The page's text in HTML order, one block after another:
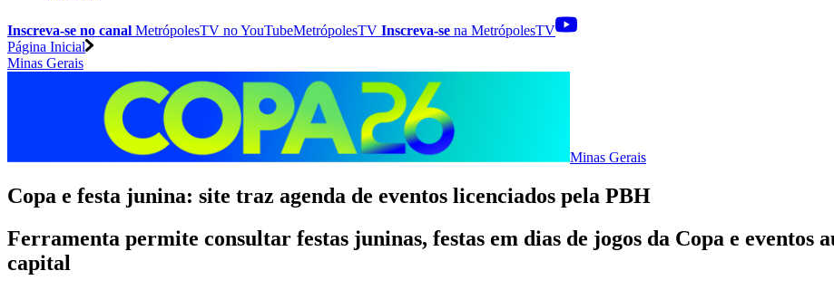
Inscreva-se no canal MetrópolesTV noYouTubeMetrópolesTV Inscreva-se na MetrópolesTV
Página Inicial
Minas Gerais
Minas Gerais
Copa e festa junina: site traz agenda de eventos licenciados pela PBH
Ferramenta permite consultar festas juninas, festas em dias de jogos da Copa e eventos
capital